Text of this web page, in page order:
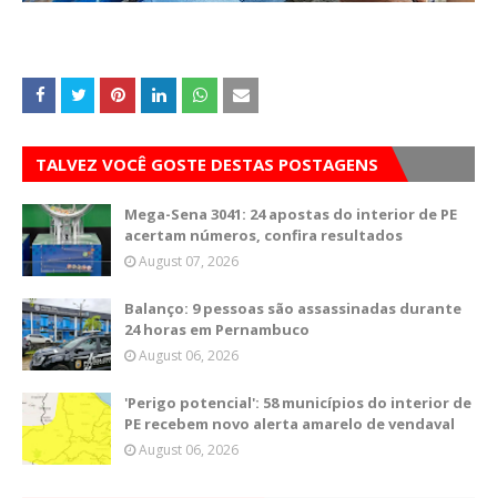
TALVEZ VOCÊ GOSTE DESTAS POSTAGENS
Mega-Sena 3041: 24 apostas do interior de PE
acertam números, confira resultados
August 07, 2026
Balanço: 9 pessoas são assassinadas durante
24 horas em Pernambuco
August 06, 2026
'Perigo potencial': 58 municípios do interior de
PE recebem novo alerta amarelo de vendaval
August 06, 2026